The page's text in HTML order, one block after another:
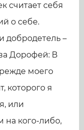
считает себя
о себе.
добродетель –
Дорофей: В
моего
которого я
или
на кого-либо,